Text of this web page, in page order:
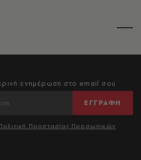
ενημέρωση στο email σου
ΕΓΓΡΑΦΗ
Προστασίας Προσωπικών